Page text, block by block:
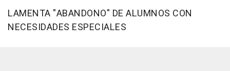
LAMENTA "ABANDONO" DE ALUMNOS CON
NECESIDADES ESPECIALES